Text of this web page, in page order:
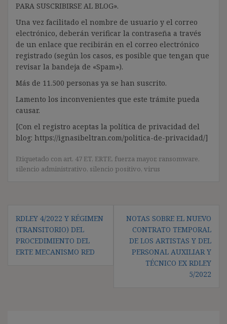
PARA SUSCRIBIRSE AL BLOG».
Una vez facilitado el nombre de usuario y el correo
electrónico, deberán verificar la contraseña a través
de un enlace que recibirán en el correo electrónico
registrado (según los casos, es posible que tengan que
revisar la bandeja de «Spam»).
Más de 11.500 personas ya se han suscrito.
Lamento los inconvenientes que este trámite pueda
causar.
[Con el registro aceptas la política de privacidad del
blog: https://ignasibeltran.com/politica-de-privacidad/]
Etiquetado con art. 47 ET, ERTE, fuerza mayor, ransomware,
silencio administrativo, silencio positivo, virus
de
entradas
RDLEY 4/2022 Y RÉGIMEN
(TRANSITORIO) DEL
PROCEDIMIENTO DEL
ERTE MECANISMO RED
NOTAS SOBRE EL NUEVO
CONTRATO TEMPORAL
DE LOS ARTISTAS Y DEL
PERSONAL AUXILIAR Y
TÉCNICO EX RDLEY
5/2022